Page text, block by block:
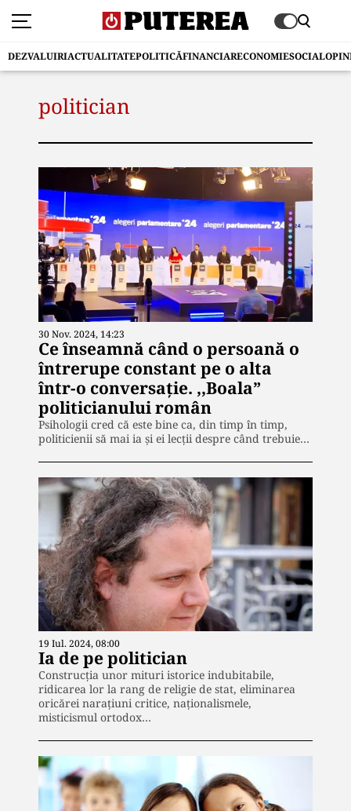
DEZVALUIRIACTUALITATEPOLITICĂFINANCIARECONOMIESOCIAL
politician
30 Nov. 2024, 14:23
Ce înseamnă când o persoană o
întrerupe constant pe o alta
într-o conversație. ,,Boala”
politicianului român
Psihologii cred că este bine ca, din timp în timp,
politicienii să mai ia și ei lecții despre când trebuie…
19 Iul. 2024, 08:00
Ia de pe politician
Construcția unor mituri istorice indubitabile,
ridicarea lor la rang de religie de stat, eliminarea
oricărei narațiuni critice, naționalismele,
misticismul ortodox…